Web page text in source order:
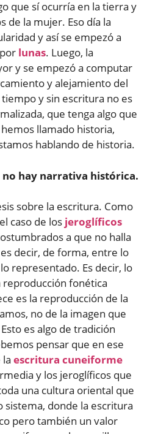
que sí ocurría en la tierra y
de la mujer. Eso día la
y así se empezó a
lunas. Luego, la
y se empezó a computar
y alejamiento del
y sin escritura no es
que tenga algo que
llamado historia,
hablando de historia.
no hay narrativa histórica.
sobre la escritura. Como
caso de los jeroglíficos
a que no halla
decir, de forma, entre lo
representado. Es decir, lo
reproducción fonética
es la reproducción de la
no de la imagen que
es algo de tradición
pensar que en ese
escritura cuneiforme
y los jeroglíficos que
una cultura oriental que
sistema, donde la escritura
pero también un valor